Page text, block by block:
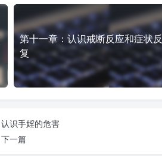
第十一章：认识戒断反应和症状反
复
识手婬的危害
下一篇